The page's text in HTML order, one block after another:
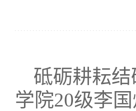
砥砺耕耘
学院20级李